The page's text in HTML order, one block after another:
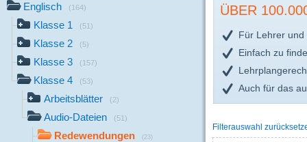
Englisch (164)
Klasse 1 (51)
Klasse 2 (5)
Klasse 3 (157)
Klasse 4 (53)
Arbeitsblätter (2)
Audio-Dateien (51)
Redewendungen (23)
ÜBER
Für Lehrer und
Einfach zu
Auch für das
Filterauswahl